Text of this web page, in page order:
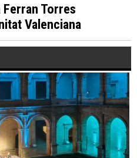
Torres
Valenciana